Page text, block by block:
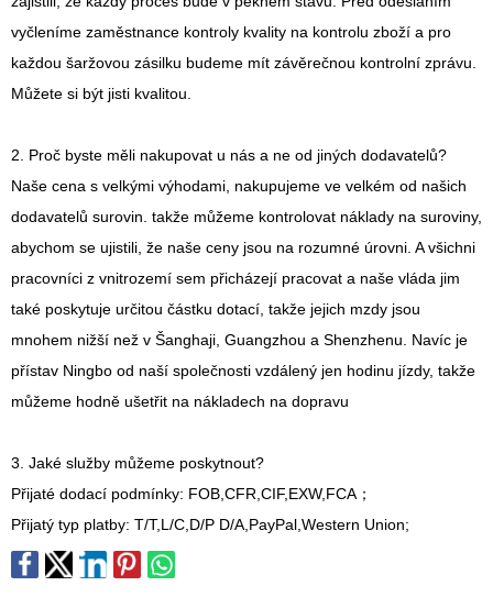
vyčleníme zaměstnance kontroly kvality na kontrolu zboží a pro
každou šaržovou zásilku budeme mít závěrečnou kontrolní zprávu.
Můžete si být jisti kvalitou.
2. Proč byste měli nakupovat u nás a ne od jiných dodavatelů?
Naše cena s velkými výhodami, nakupujeme ve velkém od našich
dodavatelů surovin. takže můžeme kontrolovat náklady na suroviny,
abychom se ujistili, že naše ceny jsou na rozumné úrovni. A všichni
pracovníci z vnitrozemí sem přicházejí pracovat a naše vláda jim
také poskytuje určitou částku dotací, takže jejich mzdy jsou
mnohem nižší než v Šanghaji, Guangzhou a Shenzhenu. Navíc je
přístav Ningbo od naší společnosti vzdálený jen hodinu jízdy, takže
můžeme hodně ušetřit na nákladech na dopravu
3. Jaké služby můžeme poskytnout?
Přijaté dodací podmínky: FOB,CFR,CIF,EXW,FCA；
Přijatý typ platby: T/T,L/C,D/P D/A,PayPal,Western Union;